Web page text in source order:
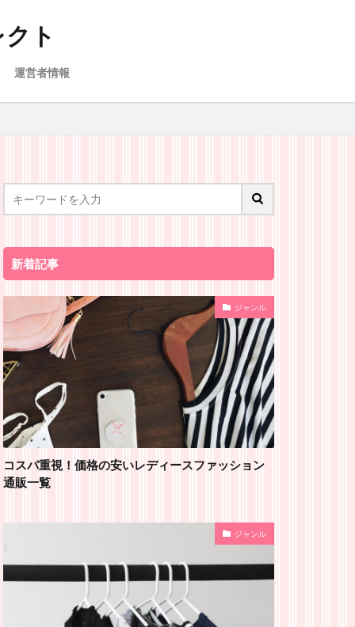
ト
運営者情報
新着記事
ジャンル
コスパ重視！価格の安いレディースファッション
通販一覧
ジャンル